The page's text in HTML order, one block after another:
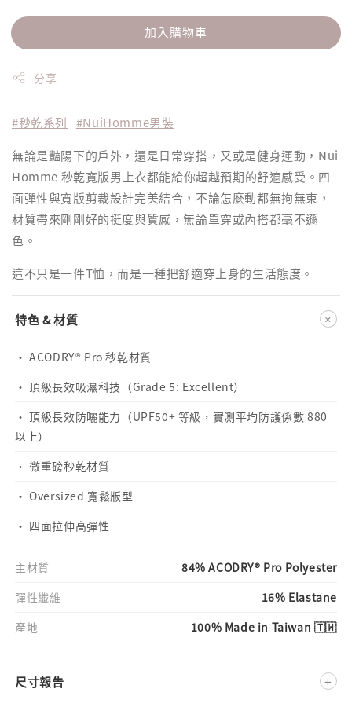
加入購物車
分享
#秒乾系列
#NuiHomme男裝
無論是豔陽下的戶外，還是日常穿搭，又或是健身運動，Nui
Homme 秒乾寬版男上衣都能給你超越預期的舒適感受。四
面彈性與寬版剪裁設計完美結合，不論怎麼動都無拘無束，
材質帶來剛剛好的挺度與質感，無論單穿或內搭都毫不遜
色。
這不只是一件T恤，而是一種把舒適穿上身的生活態度。
特色 & 材質 +
· ACODRY® Pro 秒乾材質
· 頂級長效吸濕科技（Grade 5: Excellent）
· 頂級長效防曬能力（UPF50+ 等級，實測平均防護係數 880
以上）
· 微重磅秒乾材質
· Oversized 寬鬆版型
· 四面拉伸高彈性
主材質
84% ACODRY® Pro Polyester
彈性纖維
16% Elastane
產地
100% Made in Taiwan 🇹🇼
尺寸報告 +